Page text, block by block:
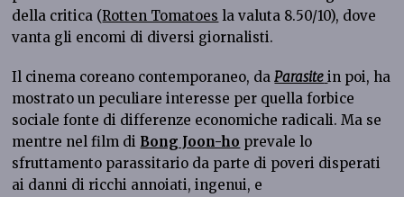
della critica (Rotten Tomatoes la valuta 8.50/10), dove
vanta gli encomi di diversi giornalisti.
Il cinema coreano contemporaneo, daParasite in poi, ha
mostrato un peculiare interesse per quella forbice
sociale fonte di differenze economiche radicali. Ma se
mentre nel film di Bong Joon-ho prevale lo
sfruttamento parassitario da parte di poveri disperati
ai danni di ricchi annoiati, ingenui, e